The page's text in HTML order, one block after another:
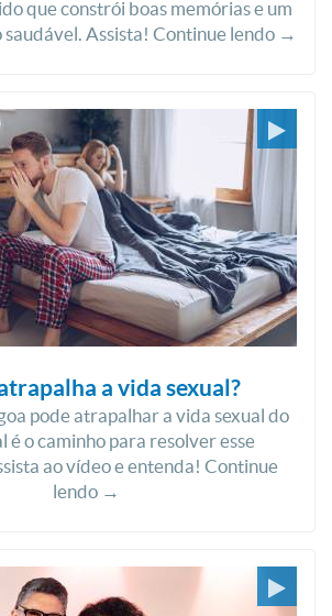
que constrói boas memórias e um
Assista! Continue lendo →
a vida sexual?
pode atrapalhar a vida sexual do
é o caminho para resolver esse
ao vídeo e entenda! Continue
lendo →